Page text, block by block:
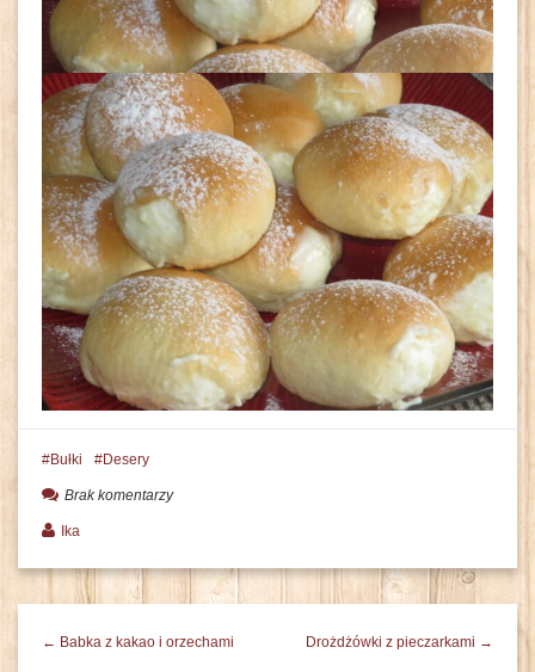
Bułki Desery
Brak komentarzy
Ika
← Babka z kakao i orzechami Drożdżówki z pieczarkami →